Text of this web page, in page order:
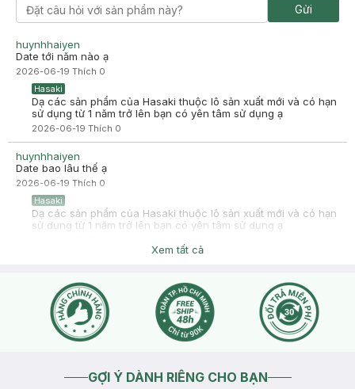
c van
2024-07-06
xài vẫn dầu mà
Gửi
huynhhaiyen
Date tới năm nào ạ
2026-06-19 Thích 0
Hasaki
Dạ các sản phẩm của Hasaki thuộc lô sản xuất mới và có hạn
sử dụng từ 1 năm trở lên bạn có yên tâm sử dụng ạ
2026-06-19 Thích 0
huynhhaiyen
Date bao lâu thế ạ
2026-06-19 Thích 0
Hasaki
Dạ các sản phẩm của Hasaki thuộc lô sản xuất mới và có hạn
sử dụng từ 1 năm trở lên bạn có yên tâm sử dụng ạ
Xem tất cả
GỢI Ý DÀNH RIÊNG CHO BẠN